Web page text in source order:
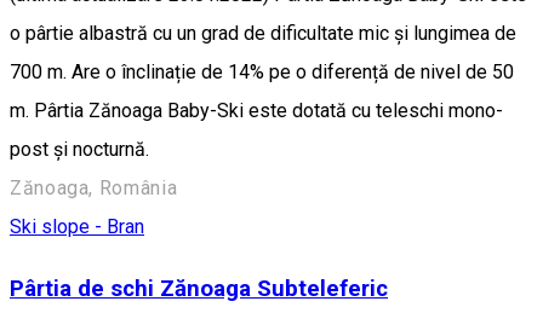
o pârtie albastră cu un grad de dificultate mic și lungimea de
700 m. Are o înclinație de 14% pe o diferență de nivel de 50
m. Pârtia Zănoaga Baby-Ski este dotată cu teleschi mono-
post și nocturnă.
Zănoaga, România
Ski slope - Bran
Pârtia de schi Zănoaga Subteleferic